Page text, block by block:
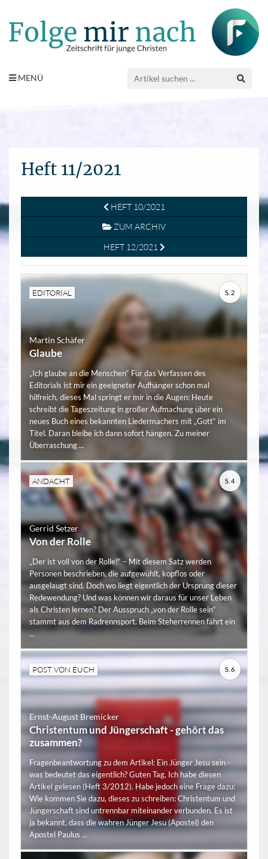
MENÜ
Heft 11/2021
HEFT 10/2021
ZUM ARCHIV
HEFT 12/2021
EDITORIAL
Martin Schäfer
Glaube
„Ich glaube an die Menschen“ Für das Verfassen des
Editorials ist mir ein geeigneter Aufhänger schon mal
hilfreich, dieses Mal springt er mir in die Augen: Heute
schreibt die Tageszeitung in großer Aufmachung über ein
neues Buch eines bekannten Liedermachers mit „Gott“ im
Titel. Daran bleibe ich dann sofort hängen. Zu meiner
Überraschung ...
S. 2
ANDACHT
Gerrid Setzer
Von der Rolle
„Der ist voll von der Rolle!“ – Mit diesem Satz werden
Personen beschrieben, die aufgewühlt, kopflos oder
ausgelaugt sind. Doch wo liegt eigentlich der Ursprung dieser
Redewendung? Und was können wir daraus für unser Leben
als Christen lernen? Der Ausspruch „von der Rolle sein“
stammt aus dem Radrennsport. Beim Steherrennen fährt ein
...
S. 4
POST VON EUCH
Ernst-August Bremicker
Christentum und Jüngerschaft - gehört das
zusammen?
Fragenbeantwortung zu dem Artikel: Ein Jünger Jesu sein -
was bedeutet das eigentlich? Guten Tag, Ich habe diesen
Artikel gelesen (Heft 3/2012). Habe jedoch eine Frage dazu:
Wie kommen Sie dazu, dieses zu schreiben: Christentum und
Jüngerschaft sind untrennbar miteinander verbunden. Es ist
ja bekannt, dass die wahren Jünger Jesu (Apostel) den
Apostel Paulus ...
S. 6